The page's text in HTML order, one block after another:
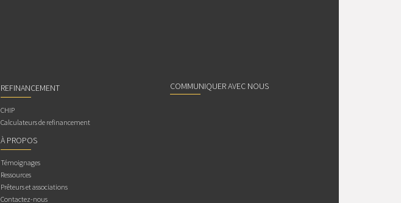
REFINANCEMENT
CHIP
Calculateurs de refinancement
À PROPOS
Témoignages
Ressources
Prêteurs et associations
Contactez-nous
COMMUNIQUER AVEC NOUS